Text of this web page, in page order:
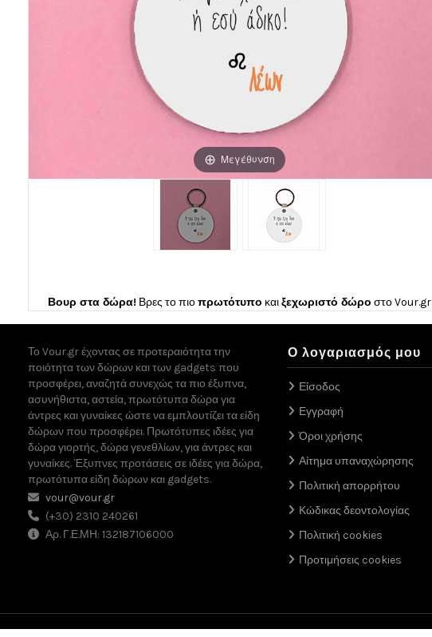
Μεγέθυνση
Βουρ στα δώρα! Βρες το πιοπρωτότυπο καιξεχωριστό δώρο στοVour.gr
Το Vour.gr έχοντας σε προτεραιότητα την
ποιότητα των δώρων και των gadgets που
προσφέρει, αναζητά συνεχώς τα πιο έξυπνα,
ασυνήθιστα, αστεία, πρωτότυπα δώρα για
άντρες και γυναίκες ώστε να εμπλουτίζει τα είδη
δώρων που προσφέρει. Πρωτότυπες ιδέες για
δώρα γιορτής, δώρα γενεθλίων, για άντρες και
γυναίκες. Έξυπνες προτάσεις σε ιδέες για δώρα,
πρωτότυπα είδη δώρων και gadgets.
vour@vour.gr
(+30) 2310 240261
Αρ. Γ.Ε.ΜΗ: 132187106000
Ο λογαριασμός μου
Είσοδος
Εγγραφή
Όροι χρήσης
Αίτημα υπαναχώρησης
Πολιτική απορρήτου
Κώδικας δεοντολογίας
Πολιτική cookies
Προτιμήσεις cookies